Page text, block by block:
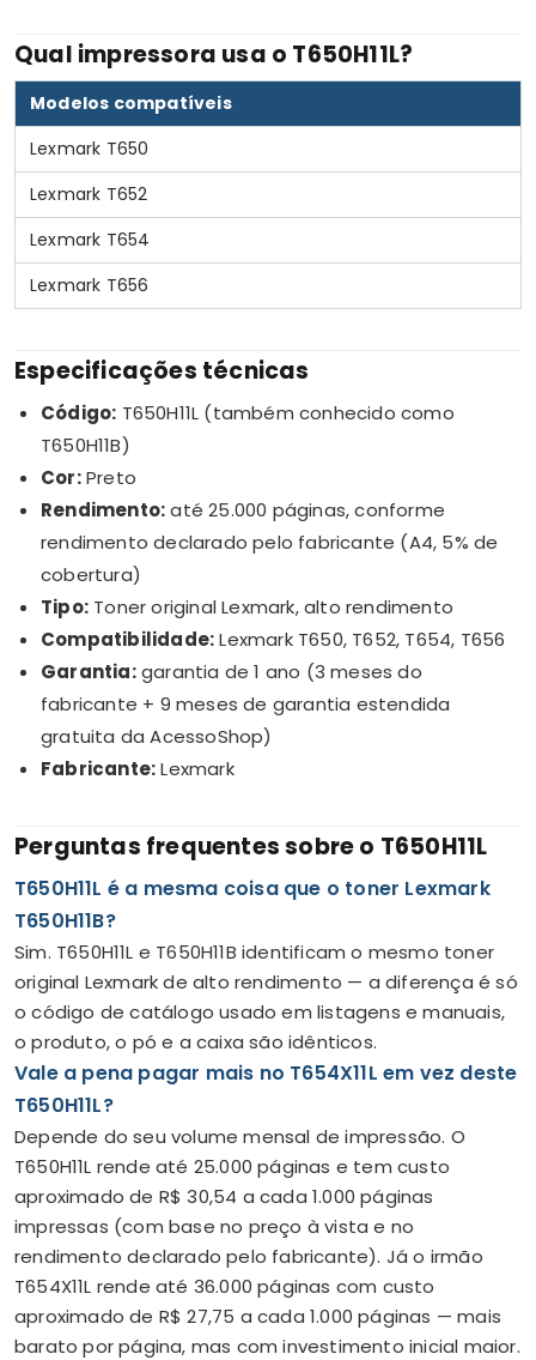
Qual impressora usa o T650H11L?
Modelos compatíveis
Lexmark T650
Lexmark T652
Lexmark T654
Lexmark T656
Especificações técnicas
Código: T650H11L (também conhecido como
T650H11B)
Cor:Preto
Rendimento:até 25.000 páginas, conforme
rendimento declarado pelo fabricante (A4, 5% de
cobertura)
Tipo: Toner original Lexmark, alto rendimento
Compatibilidade:Lexmark T650, T652, T654, T656
Garantia:garantia de 1 ano (3 meses do
fabricante + 9 meses de garantia estendida
gratuita da AcessoShop)
Fabricante:Lexmark
Perguntas frequentes sobre o T650H11L
T650H11L é a mesma coisa que o toner Lexmark
T650H11B?
Sim. T650H11L e T650H11B identificam o mesmo toner
original Lexmark de alto rendimento — a diferença é só
o código de catálogo usado em listagens e manuais,
o produto, o pó e a caixa são idênticos.
Vale a pena pagar mais no T654X11L em vez deste
T650H11L?
Depende do seu volume mensal de impressão. O
T650H11L rende até 25.000 páginas e tem custo
aproximado de R$ 30,54 a cada 1.000 páginas
impressas (com base no preço à vista e no
rendimento declarado pelo fabricante). Já o irmão
T654X11L rende até 36.000 páginas com custo
aproximado de R$ 27,75 a cada 1.000 páginas — mais
barato por página, mas com investimento inicial maior.